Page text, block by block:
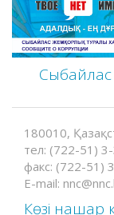
Сыбайлас
180010,
тел: (722-51)
факс: (722-51)
E-mail:
Көзі нашар